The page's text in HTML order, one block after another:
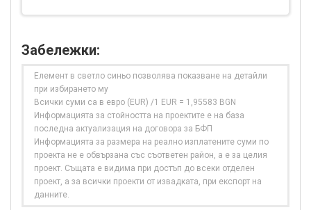
Забележки:
Елемент в светло синьо позволява показване на детайли
при избирането му
Всички суми са в евро (EUR) /1 EUR = 1,95583 BGN
Информацията за стойността на проектите е на база
последна актуализация на договора за БФП
Информацията за размера на реално изплатените суми по
проекта не е обвързана със съответен район, а е за целия
проект. Същата е видима при достъп до всеки отделен
проект, а за всички проекти от извадката, при експорт на
данните.